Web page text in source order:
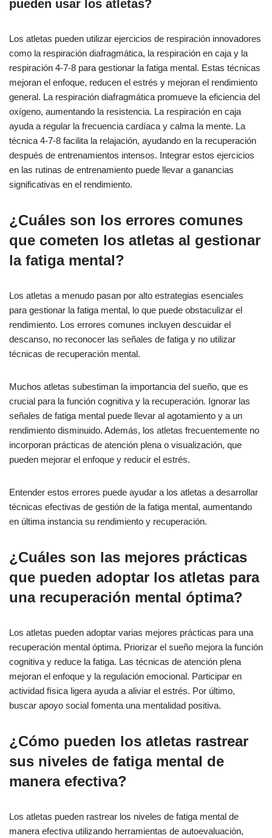
pueden usar los atletas?
Los atletas pueden utilizar ejercicios de respiración innovadores
como la respiración diafragmática, la respiración en caja y la
respiración 4-7-8 para gestionar la fatiga mental. Estas técnicas
mejoran el enfoque, reducen el estrés y mejoran el rendimiento
general. La respiración diafragmática promueve la eficiencia del
oxígeno, aumentando la resistencia. La respiración en caja
ayuda a regular la frecuencia cardíaca y calma la mente. La
técnica 4-7-8 facilita la relajación, ayudando en la recuperación
después de entrenamientos intensos. Integrar estos ejercicios
en las rutinas de entrenamiento puede llevar a ganancias
significativas en el rendimiento.
¿Cuáles son los errores comunes
que cometen los atletas al gestionar
la fatiga mental?
Los atletas a menudo pasan por alto estrategias esenciales
para gestionar la fatiga mental, lo que puede obstaculizar el
rendimiento. Los errores comunes incluyen descuidar el
descanso, no reconocer las señales de fatiga y no utilizar
técnicas de recuperación mental.
Muchos atletas subestiman la importancia del sueño, que es
crucial para la función cognitiva y la recuperación. Ignorar las
señales de fatiga mental puede llevar al agotamiento y a un
rendimiento disminuido. Además, los atletas frecuentemente no
incorporan prácticas de atención plena o visualización, que
pueden mejorar el enfoque y reducir el estrés.
Entender estos errores puede ayudar a los atletas a desarrollar
técnicas efectivas de gestión de la fatiga mental, aumentando
en última instancia su rendimiento y recuperación.
¿Cuáles son las mejores prácticas
que pueden adoptar los atletas para
una recuperación mental óptima?
Los atletas pueden adoptar varias mejores prácticas para una
recuperación mental óptima. Priorizar el sueño mejora la función
cognitiva y reduce la fatiga. Las técnicas de atención plena
mejoran el enfoque y la regulación emocional. Participar en
actividad física ligera ayuda a aliviar el estrés. Por último,
buscar apoyo social fomenta una mentalidad positiva.
¿Cómo pueden los atletas rastrear
sus niveles de fatiga mental de
manera efectiva?
Los atletas pueden rastrear los niveles de fatiga mental de
manera efectiva utilizando herramientas de autoevaluación,